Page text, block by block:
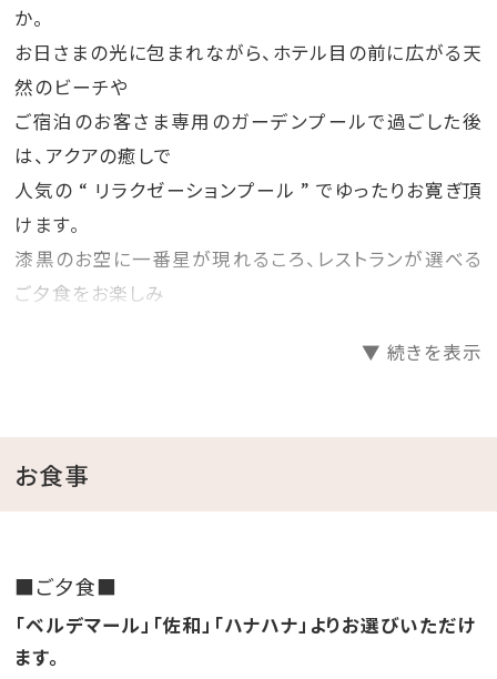
か。
お日さまの光に包まれながら、ホテル目の前に広がる天
然のビーチや
ご宿泊のお客さま専用のガーデンプールで過ごした後
は、アクアの癒しで
人気の “ リラクゼーションプール ” でゆったりお寛ぎ頂
けます。
漆黒のお空に一番星が現れるころ、レストランが選べる
ご夕食をお楽しみ
••✼••------••✼••------••
がら
青空が映るプールでお楽しみ下さい♪
▼ 続きを表示
お食事
■ご夕食■
「ベルデマール」「佐和」「ハナハナ」よりお選びいただけ
ます。